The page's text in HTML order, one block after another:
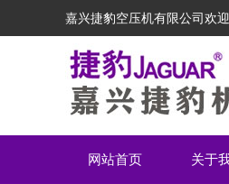
嘉兴捷豹空压机有限公司欢
网站首页 关于